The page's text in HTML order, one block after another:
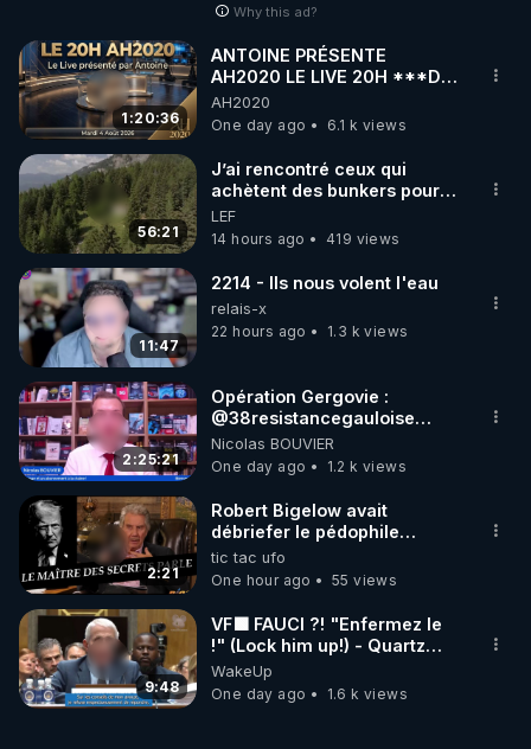
Why this ad?
1:20:36
ANTOINE PRÉSENTE
AH2020 LE LIVE 20H ***DU
04/08/2026*** 📷LE
GRAND RÉVEIL EST EN
MARCHE 📷
AH2020
One day ago
6.1 k views
56:21
J’ai rencontré ceux qui
achètent des bunkers pour
survivre à la fin du monde
LEF
14 hours ago
419 views
11:47
2214 - Ils nous volent l'eau
relais-x
22 hours ago
1.3 k views
2:25:21
Opération Gergovie :
‪@38resistancegauloise‬
‪@MarionSigautOfficiel‬
‪@gladysriifard5710‬ Laëtitia
Nicolas BOUVIER
One day ago
1.2 k views
2:21
Robert Bigelow avait
débriefer le pédophile
génocidaire de donald j
trump
tic tac ufo
One hour ago
55 views
9:48
VF🟩 FAUCI ?! "Enfermez le
!" (Lock him up!) - Quartz
Traduction
WakeUp
One day ago
1.6 k views